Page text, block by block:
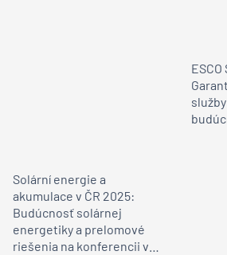
Solární energie a
akumulace v ČR 2025:
Budúcnosť solárnej
energetiky a prelomové
riešenia na konferencii v